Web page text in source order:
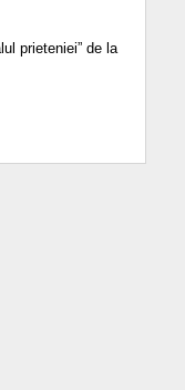
prieteniei” de la